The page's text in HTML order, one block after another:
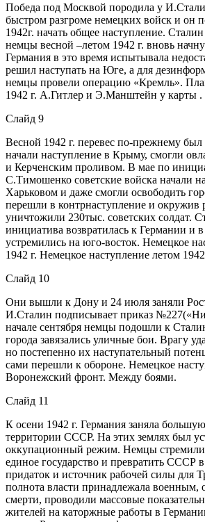
Победа под Москвой породила у
быстром разгроме немецких войск и он
1942г. начать общее наступление.
немцы весной –летом 1942 г. вновь
Германия в это время испытывала
решил наступать на Юге, а для
немцы провели операцию «Кремль».
1942 г. А.Гитлер и Э.Манштейн у карты .
Слайд 9
Весной 1942 г. перевес по-прежнему
начали наступление в Крыму, смогли
и Керченским проливом. В мае по
С.Тимошенко советские войска начали
Харьковом и даже смогли освободить
перешли в контрнаступление и окружив
уничтожили 230тыс. советских солдат.
инициатива возвратилась к Германии и
устремились на юго-восток. Немецкое
1942 г. Немецкое наступление летом 1942
Слайд 10
Они вышли к Дону и 24 июля заняли
И.Сталин подписывает приказ
начале сентября немцы подошли к
города завязались уличные бои. Врагу
но постепенно их наступательный
сами перешли к обороне. Немецкое
Воронежский фронт. Между боями.
Слайд 11
К осени 1942 г. Германия заняла
территории СССР. На этих землях был
оккупационный режим. Немцы
единое государство и превратить СССР
придаток и источник рабочей силы для
полнота власти принадлежала военным,
смерти, проводили массовые
жителей на каторжные работы в